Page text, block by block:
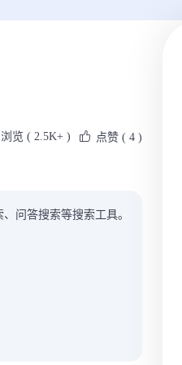
浏览 ( 2.5K+ ) 点赞 ( 4 )
问答搜索等搜索工具。